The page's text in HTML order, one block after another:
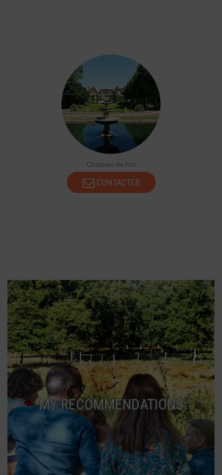
Château du fort
CONTACTER
MY RECOMMENDATIONS